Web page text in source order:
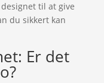
til at give
du sikkert kan
Er det